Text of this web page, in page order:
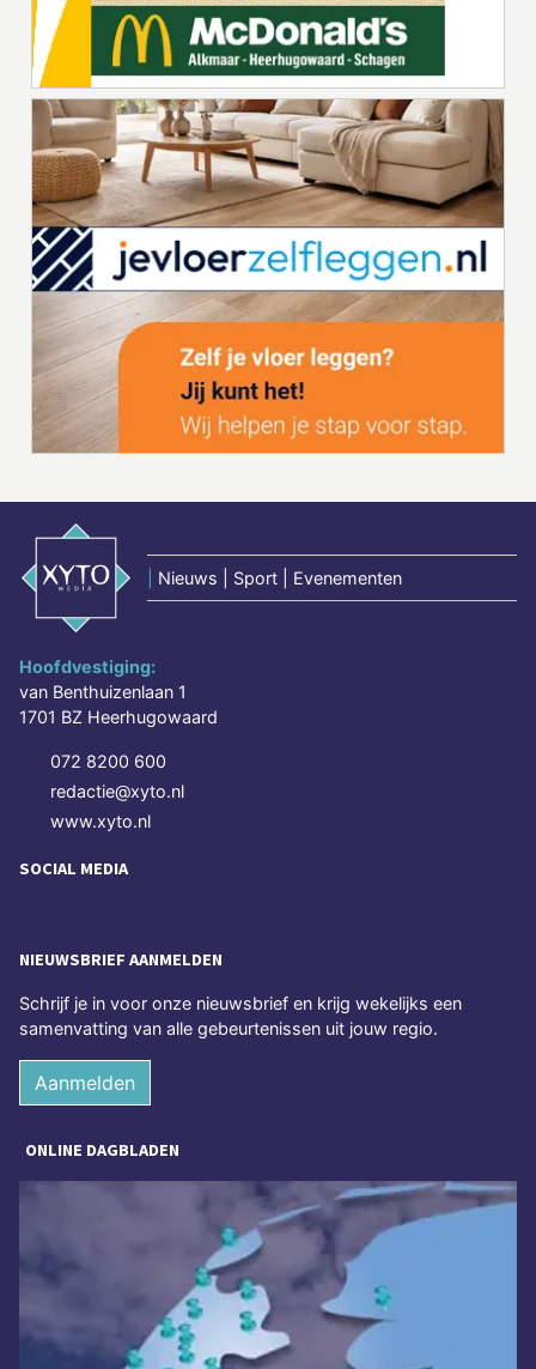
Nieuws | Sport | Evenementen
Hoofdvestiging:
van Benthuizenlaan 1
1701 BZ Heerhugowaard
072 8200 600
redactie@xyto.nl
www.xyto.nl
SOCIAL MEDIA
NIEUWSBRIEF AANMELDEN
Schrijf je in voor onze nieuwsbrief en krijg wekelijks een
samenvatting van alle gebeurtenissen uit jouw regio.
Aanmelden
ONLINE DAGBLADEN